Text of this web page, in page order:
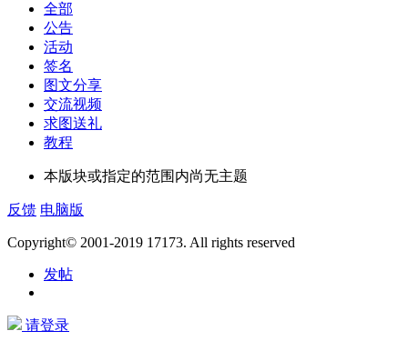
全部
公告
活动
签名
图文分享
交流视频
求图送礼
教程
本版块或指定的范围内尚无主题
反馈 电脑版
Copyright© 2001-2019 17173. All rights reserved
发帖
请登录